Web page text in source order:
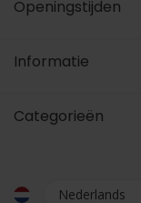
Openingstijden
Informatie
Categorieën